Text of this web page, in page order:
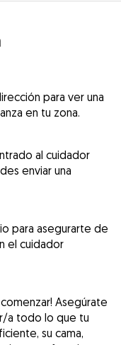
para ver una
en tu zona.
al cuidador
enviar una
para asegurarte de
el cuidador
Asegúrate
a todo lo que tu
su cama,